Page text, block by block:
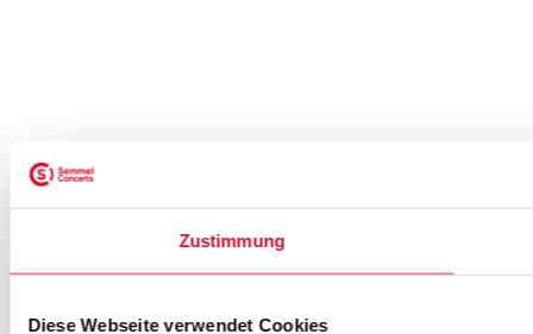
Zustimmung
Diese Webseite verwendet Cookies